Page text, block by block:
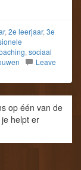
, 2e leerjaar, 3e
, sociaal
Leave
op één van de
helpt er